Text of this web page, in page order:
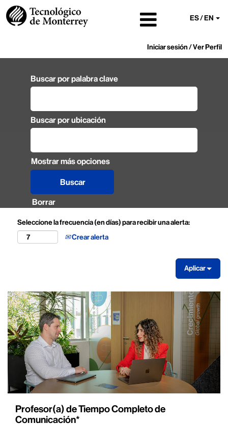
ES / EN
Iniciar sesión / Ver Perfil
Buscar por palabra clave
Buscar por ubicación
Mostrar más opciones
Borrar
Seleccione la frecuencia (en días) para recibir una alerta:
Crear alerta
Aplicar
Profesor(a) de Tiempo Completo de
Comunicación*